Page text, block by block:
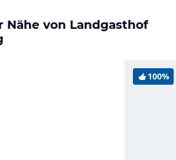
Nähe von Landgasthof
100%